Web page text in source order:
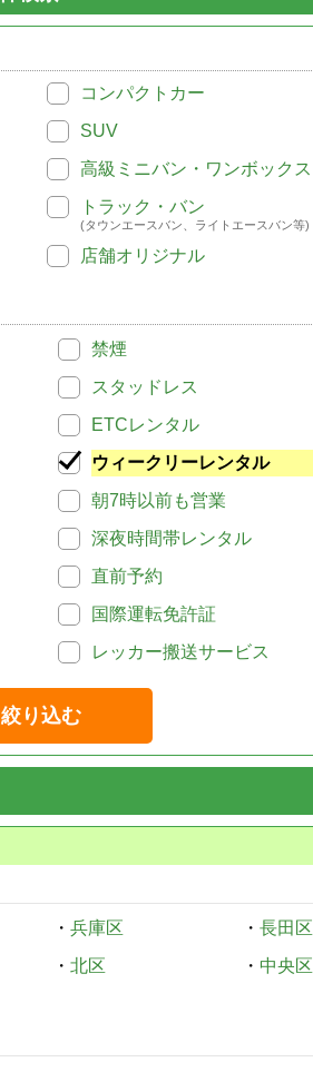
コンパクトカー
SUV
高級ミニバン・ワンボックス
トラック・バン
(タウンエースバン、ライトエースバン等)
店舗オリジナル
禁煙
スタッドレス
ETCレンタル
ウィークリーレンタル
朝7時以前も営業
深夜時間帯レンタル
直前予約
国際運転免許証
レッカー搬送サービス
絞り込む
・ 兵庫区 ・ 長田区
・ 北区 ・ 中央区